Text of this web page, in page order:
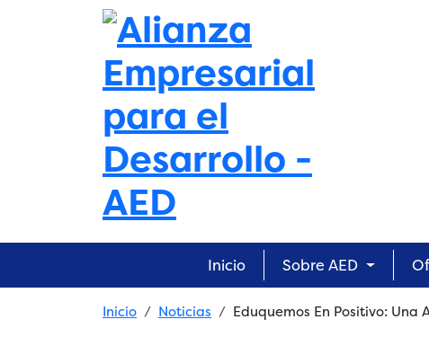
Skip to main content
Main navigation
Inicio Sobre AED
Breadcrumb
Inicio Noticias Eduquemos En Positivo: Una